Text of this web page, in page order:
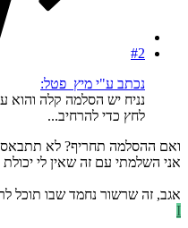
#2
נכתב ע"י מיץ_פטל:
נניח יש הסלמה קלה והוא על 3.9-
לחץ כדי להרחיב...
ואם ההסלמה תחריף? לא תתבאס שחנית בשקלים
אני השלמתי עם זה שאין לי יכולת
אגב, זה שרשור נחמד שבו תוכל
I